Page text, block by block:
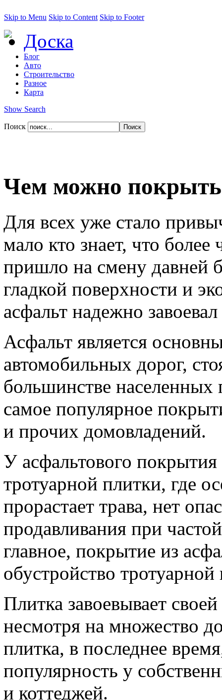
Skip to Menu Skip to Content Skip to Footer
Доска
Блог
Авто
Строительство
Разное
Карта
Show Search
Поиск
Чем можно
Для всех уже стало
мало кто знает, что более
пришло на смену давней
гладкой поверхности и
асфальт надежно
Асфальт является
автомобильных дорог,
большинстве населенных
самое популярное
и прочих домовладений.
У асфальтового покрытия
тротуарной плитки, где
прорастает трава, нет
продавливания при
главное, покрытие из
обустройство
Плитка завоевывает
несмотря на множество
плитка, в последнее
популярность у
и коттеджей.